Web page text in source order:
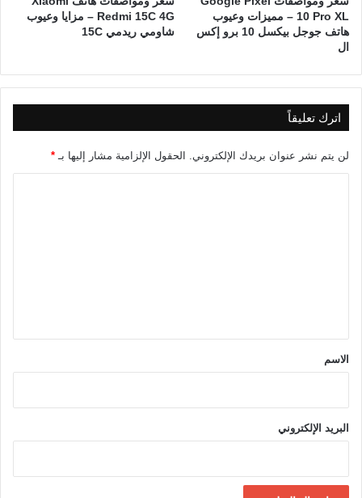
10 Pro XL – مميزات وعيوب
هاتف جوجل بيكسل 10 برو إكس
ال
Redmi 15C 4G – مزايا وعيوب
شاومي ريدمي 15C
اترك تعليقاً
لن يتم نشر عنوان بريدك الإلكتروني. الحقول الإلزامية مشار إليها بـ *
*الاسم
البريد الإلكتروني